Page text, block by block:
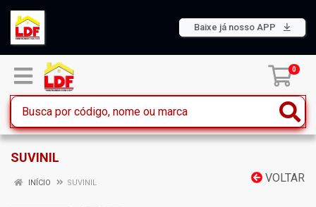
Baixe já nosso APP
0
SUVINIL
VOLTAR
INÍCIO SUVINIL